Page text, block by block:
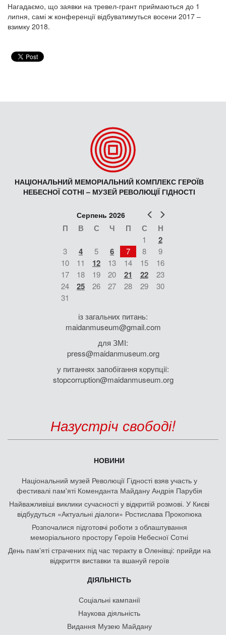
Нагадаємо, що заявки на тревел-грант приймаються до 1
липня, самі ж конференції відбуватимуться восени 2017 –
взимку 2018.
НАЦІОНАЛЬНИЙ МЕМОРІАЛЬНИЙ КОМПЛЕКС ГЕРОЇВ
НЕБЕСНОЇ СОТНІ – МУЗЕЙ РЕВОЛЮЦІЇ ГІДНОСТІ
Попер
Серпень 2026
П В С Ч П С Н
1 2
3 4 5 6 7 8
9
10
11 12 13 14 15
16
17
18 19 20 21 22
23
24
25 26 27 28 29
30
31
із загальних питань:
maidanmuseum@gmail.com
для ЗМІ:
press@maidanmuseum.org
у питаннях запобігання корупції:
stopcorruption@maidanmuseum.org
Назустріч свободі!
НОВИНИ
Національний музей Революції Гідності взяв участь у
фестивалі пам'яті Коменданта Майдану Андрія Парубія
Найважливіші виклики сучасності у відкритій розмові. У Києві
відбудуться «Актуальні діалоги» Ростислава Прокопюка
Розпочалися підготовчі роботи з облаштування
меморіального простору Героїв Небесної Сотні
День памʼяті страчених під час теракту в Оленівці: прийди на
відкриття виставки та вшануй героїв
ДІЯЛЬНІСТЬ
Соціальні кампанії
Наукова діяльність
Видання Музею Майдану